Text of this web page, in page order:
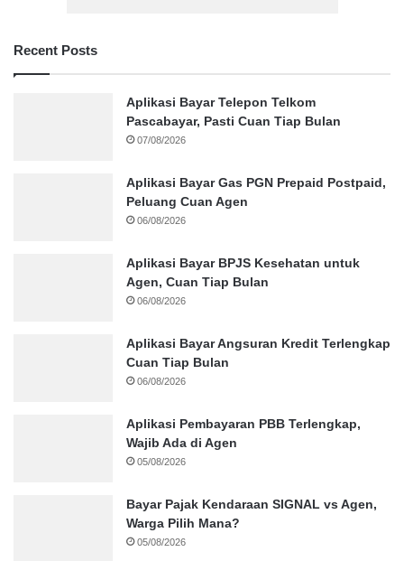
Recent Posts
Aplikasi Bayar Telepon Telkom
Pascabayar, Pasti Cuan Tiap Bulan
07/08/2026
Aplikasi Bayar Gas PGN Prepaid Postpaid,
Peluang Cuan Agen
06/08/2026
Aplikasi Bayar BPJS Kesehatan untuk
Agen, Cuan Tiap Bulan
06/08/2026
Aplikasi Bayar Angsuran Kredit Terlengkap
Cuan Tiap Bulan
06/08/2026
Aplikasi Pembayaran PBB Terlengkap,
Wajib Ada di Agen
05/08/2026
Bayar Pajak Kendaraan SIGNAL vs Agen,
Warga Pilih Mana?
05/08/2026